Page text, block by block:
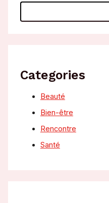
Categories
Beauté
Bien-être
Rencontre
Santé